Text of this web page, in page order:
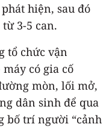
hiện, sau đó
3-5 can.
tổ chức vận
có gia cố
mòn, lối mở,
dân sinh để qua
bố trí người “cảnh